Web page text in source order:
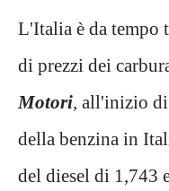
L'Italia è da tempo
di prezzi dei
Motori, all'inizio
della benzina in
del diesel di 1,743